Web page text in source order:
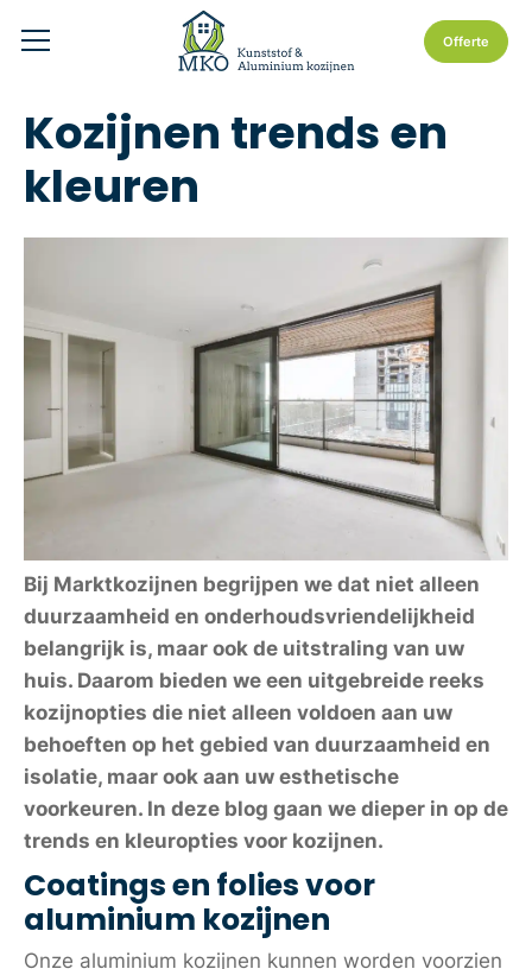
Offerte
Kozijnen trends en
kleuren
Bij Marktkozijnen begrijpen we dat niet alleen
duurzaamheid en onderhoudsvriendelijkheid
belangrijk is, maar ook de uitstraling van uw
huis. Daarom bieden we een uitgebreide reeks
kozijnopties die niet alleen voldoen aan uw
behoeften op het gebied van duurzaamheid en
isolatie, maar ook aan uw esthetische
voorkeuren. In deze blog gaan we dieper in op de
trends en kleuropties voor kozijnen.
Coatings en folies voor
aluminium kozijnen
Onze aluminium kozijnen kunnen worden voorzien